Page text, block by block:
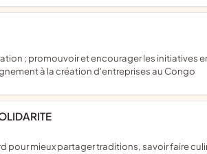
à la création d'entreprises au Congo